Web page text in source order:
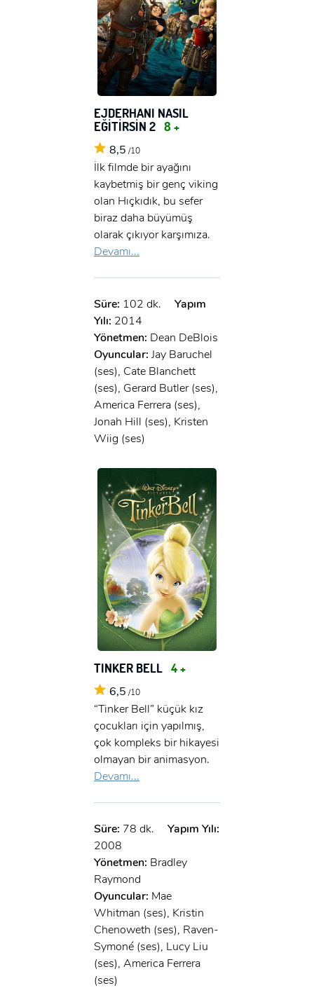
GIRIŞ YAP
E-Posta:
Şifre:
ÜYE OL
Ad Soyad:
E-Posta:
ÜYE OL
EJDERHANI NASIL
EĞİTİRSİN 2 8 +
8,5 /10
İlk filmde bir ayağını
kaybetmiş bir genç viking
olan Hıçkıdık, bu sefer
biraz daha büyümüş
olarak çıkıyor karşımıza.
Devamı...
Süre: 102 dk.
Yapım
Yılı: 2014
Yönetmen: Dean DeBlois
Oyuncular: Jay Baruchel
(ses), Cate Blanchett
(ses), Gerard Butler (ses),
America Ferrera (ses),
Jonah Hill (ses), Kristen
Wiig (ses)
TINKER BELL 4 +
6,5 /10
“Tinker Bell” küçük kız
çocukları için yapılmış,
çok kompleks bir hikayesi
olmayan bir animasyon.
Devamı...
Süre: 78 dk.
Yapım Yılı:
2008
Yönetmen: Bradley
Raymond
Oyuncular: Mae
Whitman (ses), Kristin
Chenoweth (ses), Raven-
Symoné (ses), Lucy Liu
(ses), America Ferrera
(ses)